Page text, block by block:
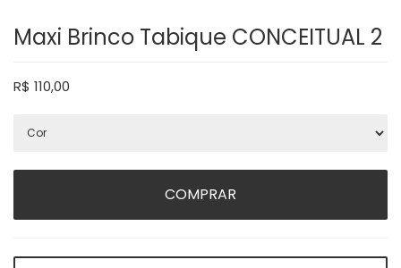
Maxi Brinco Tabique CONCEITUAL 2
R$ 110,00
COMPRAR